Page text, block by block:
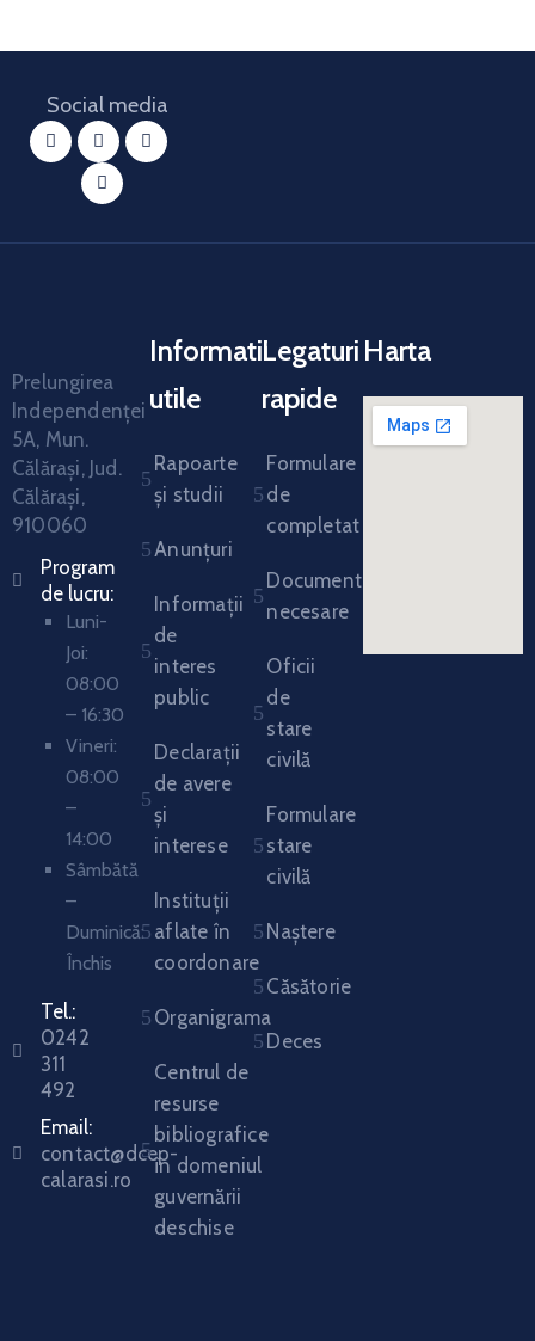
Social media
Prelungirea
Independenței
5A, Mun.
Călărași, Jud.
Călărași,
910060
Program
de lucru:
Luni-
Joi:
08:00
– 16:30
Vineri:
08:00
–
14:00
Sâmbătă
–
Duminică:
Închis
Tel.:
0242
311
492
Email:
contact@dcep-
calarasi.ro
Informatii
utile
Rapoarte
și studii
Anunțuri
Informații
de
interes
public
Declarații
de avere
și
interese
Instituții
aflate în
coordonare
Organigrama
Centrul de
resurse
bibliografice
în domeniul
guvernării
deschise
Legaturi
rapide
Formulare
de
completat
Documente
necesare
Oficii
de
stare
civilă
Formulare
stare
civilă
Naștere
Căsătorie
Deces
Harta